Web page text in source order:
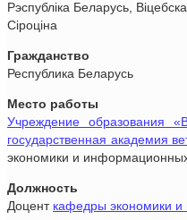
Рэспубліка Беларусь,
Сіроціна
Гражданство
Республика Беларусь
Место работы
Учреждение образования
государственная академия
экономики и
Должность
Доцент кафедры экономики